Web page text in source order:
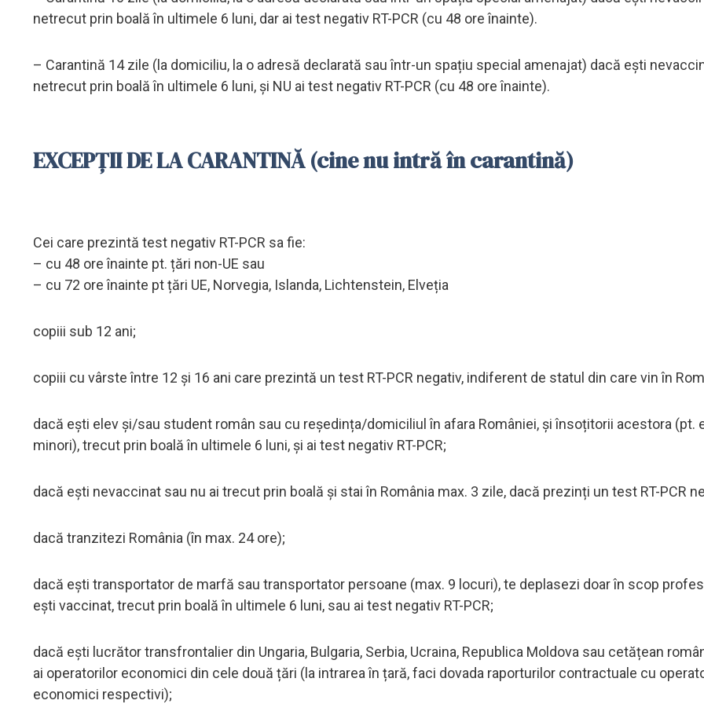
netrecut prin boală în ultimele 6 luni, dar ai test negativ RT-PCR (cu 48 ore înainte).
– Carantină 14 zile (la domiciliu, la o adresă declarată sau într-un spațiu special amenajat) dacă ești
netrecut prin boală în ultimele 6 luni, și NU ai test negativ RT-PCR (cu 48 ore înainte).
EXCEPȚII DE LA CARANTINĂ (cine nu intră în carantină)
Cei care prezintă test negativ RT-PCR sa fie:
– cu 48 ore înainte pt. țări non-UE sau
– cu 72 ore înainte pt țări UE, Norvegia, Islanda, Lichtenstein, Elveția
copiii sub 12 ani;
copiii cu vârste între 12 și 16 ani care prezintă un test RT-PCR negativ, indiferent de statul din care vin în
dacă ești elev și/sau student român sau cu reședința/domiciliul în afara României, și însoțitorii acestora (pt.
minori), trecut prin boală în ultimele 6 luni, și ai test negativ RT-PCR;
dacă ești nevaccinat sau nu ai trecut prin boală și stai în România max. 3 zile, dacă prezinți un test RT-PCR
dacă tranzitezi România (în max. 24 ore);
dacă ești transportator de marfă sau transportator persoane (max. 9 locuri), te deplasezi doar în scop
ești vaccinat, trecut prin boală în ultimele 6 luni, sau ai test negativ RT-PCR;
dacă ești lucrător transfrontalier din Ungaria, Bulgaria, Serbia, Ucraina, Republica Moldova sau cetățean
ai operatorilor economici din cele două țări (la intrarea în țară, faci dovada raporturilor contractuale cu
economici respectivi);